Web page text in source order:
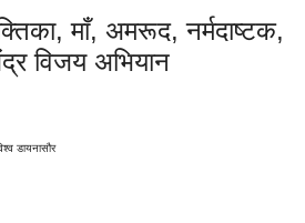
माँ, अमरूद, नर्मदाष्टक,
विजय अभियान
डायनासौर